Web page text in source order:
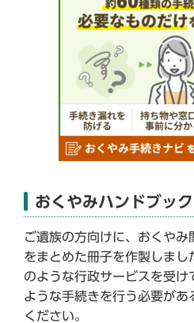
おくやみハンドブッ
ご遺族の方向けに、おくやみ
をまとめた冊子を作製しま
のような行政サービスを受け
ような手続きを行う必要があ
ください。